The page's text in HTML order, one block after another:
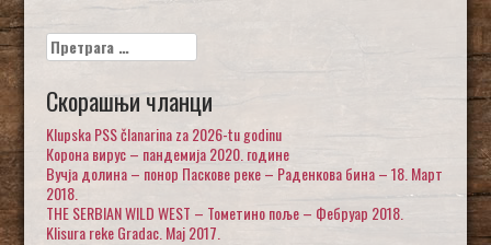
Претрага
за:
Скорашњи чланци
Klupska PSS članarina za 2026-tu godinu
Корона вирус – пандемија 2020. године
Вучја долина – понор Паскове реке – Раденкова бина – 18. Март
2018.
THE SERBIAN WILD WEST – Тометино поље – Фебруар 2018.
Klisura reke Gradac. Maj 2017.